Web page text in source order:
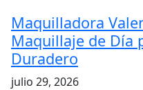
Maquilladora
Maquillaje de Día
Duradero
julio 29, 2026